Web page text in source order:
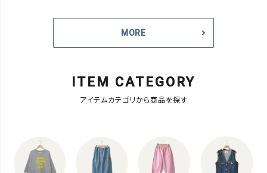
MORE
ITEM CATEGORY
アイテムカテゴリから商品を探す